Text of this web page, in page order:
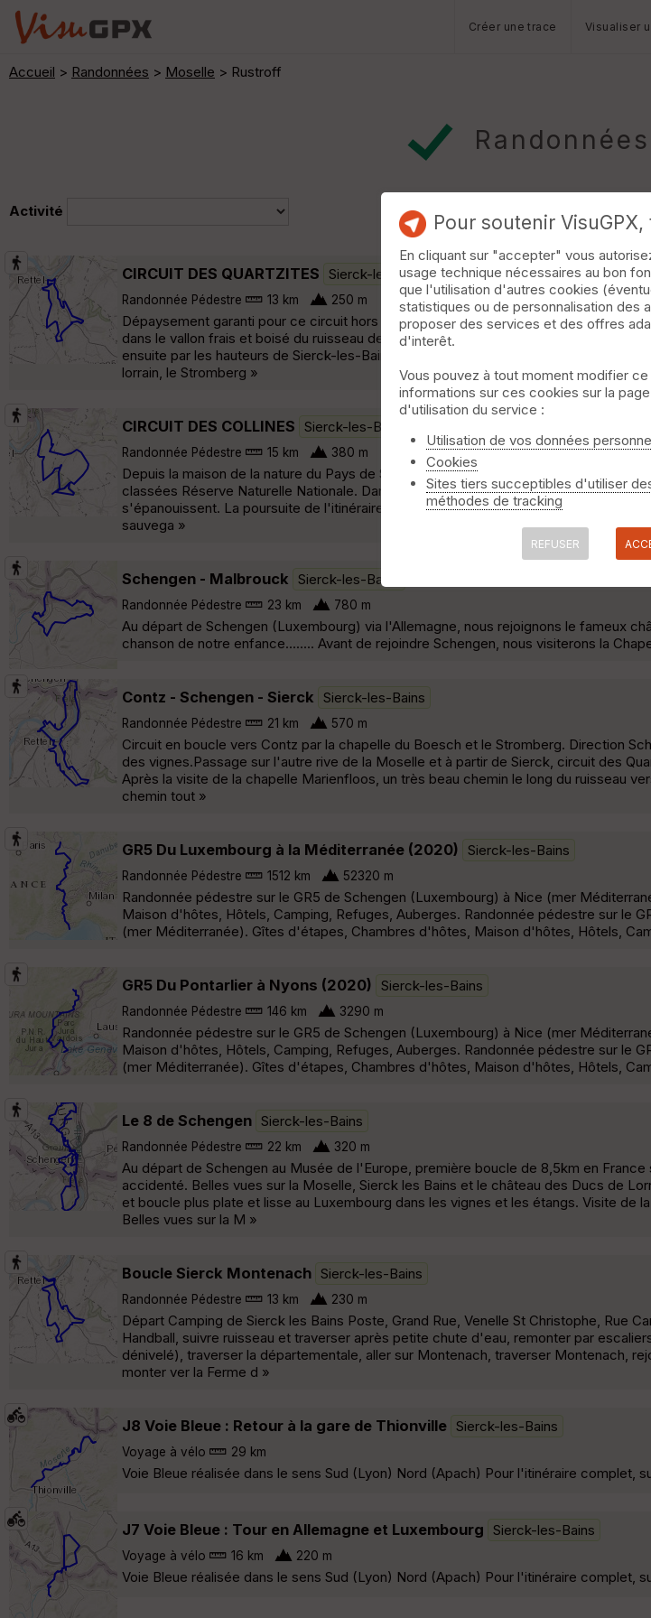
Créer une trace Visualiser
Accueil > Randonnées > Moselle > Rustroff
Activité
CIRCUIT DES QUARTZITES Sierck-les-Bains
Randonnée Pédestre 13 km 250 m
Dépaysement garanti pour ce circuit hors du commun. Au départ de Sierck-les-
dans le vallon frais et boisé du ruisseau de Montenach où affleurent d'étranges
ensuite par les hauteurs de Sierck-les-Bains au paysage agricole qui offre plusieurs
lorrain, le Stromberg »
CIRCUIT DES COLLINES Sierck-les-Bains
Randonnée Pédestre 15 km 380 m
Depuis la maison de la nature du Pays de Sierck, le circuit serpente à travers les
classées Réserve Naturelle Nationale. Dans ces pelouses à orchidées, ce sont plus
s'épanouissent. La poursuite de l'itinéraire vers Rustroff et Kirsch-lès-Sierck est
sauvega »
Schengen - Malbrouck Sierck-les-Bains
Randonnée Pédestre 23 km 780 m
Au départ de Schengen (Luxembourg) via l'Allemagne, nous rejoignons le fameux
chanson de notre enfance........ Avant de rejoindre Schengen, nous visiterons la
Contz - Schengen - Sierck Sierck-les-Bains
Randonnée Pédestre 21 km 570 m
Circuit en boucle vers Contz par la chapelle du Boesch et le Stromberg. Direction
des vignes.Passage sur l'autre rive de la Moselle et à partir de Sierck, circuit des
Après la visite de la chapelle Marienfloos, un très beau chemin le long du ruisseau
chemin tout »
GR5 Du Luxembourg à la Méditerranée (2020) Sierck-les-Bains
Randonnée Pédestre 1512 km 52320 m
Randonnée pédestre sur le GR5 de Schengen (Luxembourg) à Nice (mer
Maison d'hôtes, Hôtels, Camping, Refuges, Auberges. Randonnée pédestre sur le
(mer Méditerranée). Gîtes d'étapes, Chambres d'hôtes, Maison d'hôtes, Hôtels,
GR5 Du Pontarlier à Nyons (2020) Sierck-les-Bains
Randonnée Pédestre 146 km 3290 m
Randonnée pédestre sur le GR5 de Schengen (Luxembourg) à Nice (mer
Maison d'hôtes, Hôtels, Camping, Refuges, Auberges. Randonnée pédestre sur le
(mer Méditerranée). Gîtes d'étapes, Chambres d'hôtes, Maison d'hôtes, Hôtels,
Le 8 de Schengen Sierck-les-Bains
Randonnée Pédestre 22 km 320 m
Au départ de Schengen au Musée de l'Europe, première boucle de 8,5km en
accidenté. Belles vues sur la Moselle, Sierck les Bains et le château des Ducs de
et boucle plus plate et lisse au Luxembourg dans les vignes et les étangs. Visite de
Belles vues sur la M »
Boucle Sierck Montenach Sierck-les-Bains
Randonnée Pédestre 13 km 230 m
Départ Camping de Sierck les Bains Poste, Grand Rue, Venelle St Christophe, Rue
Handball, suivre ruisseau et traverser après petite chute d'eau, remonter par
dénivelé), traverser la départementale, aller sur Montenach, traverser Montenach,
monter ver la Ferme d »
J8 Voie Bleue : Retour à la gare de Thionville Sierck-les-Bains
Voyage à vélo 29 km
Voie Bleue réalisée dans le sens Sud (Lyon) Nord (Apach) Pour l'itinéraire complet,
J7 Voie Bleue : Tour en Allemagne et Luxembourg Sierck-les-Bains
Voyage à vélo 16 km 220 m
Voie Bleue réalisée dans le sens Sud (Lyon) Nord (Apach) Pour l'itinéraire complet,
Pour soutenir
En cliquant sur "accepter" vous
usage technique nécessaires au bon
que l'utilisation d'autres cookies
statistiques ou de personnalisation des
proposer des services et des offres
d'interêt.
Vous pouvez à tout moment modifier
informations sur ces cookies sur la
d'utilisation du service :
Utilisation de vos données
Cookies
Sites tiers succeptibles d'utiliser
méthodes de tracking
REFUSER